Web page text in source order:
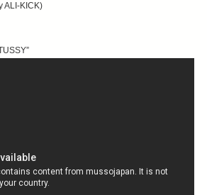
ALI-KICK)